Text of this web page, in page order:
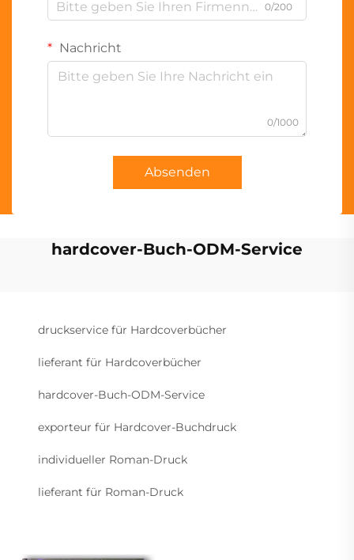
0/200
Nachricht
0/1000
Absenden
hardcover-Buch-ODM-Service
druckservice für Hardcoverbücher
lieferant für Hardcoverbücher
hardcover-Buch-ODM-Service
exporteur für Hardcover-Buchdruck
individueller Roman-Druck
lieferant für Roman-Druck